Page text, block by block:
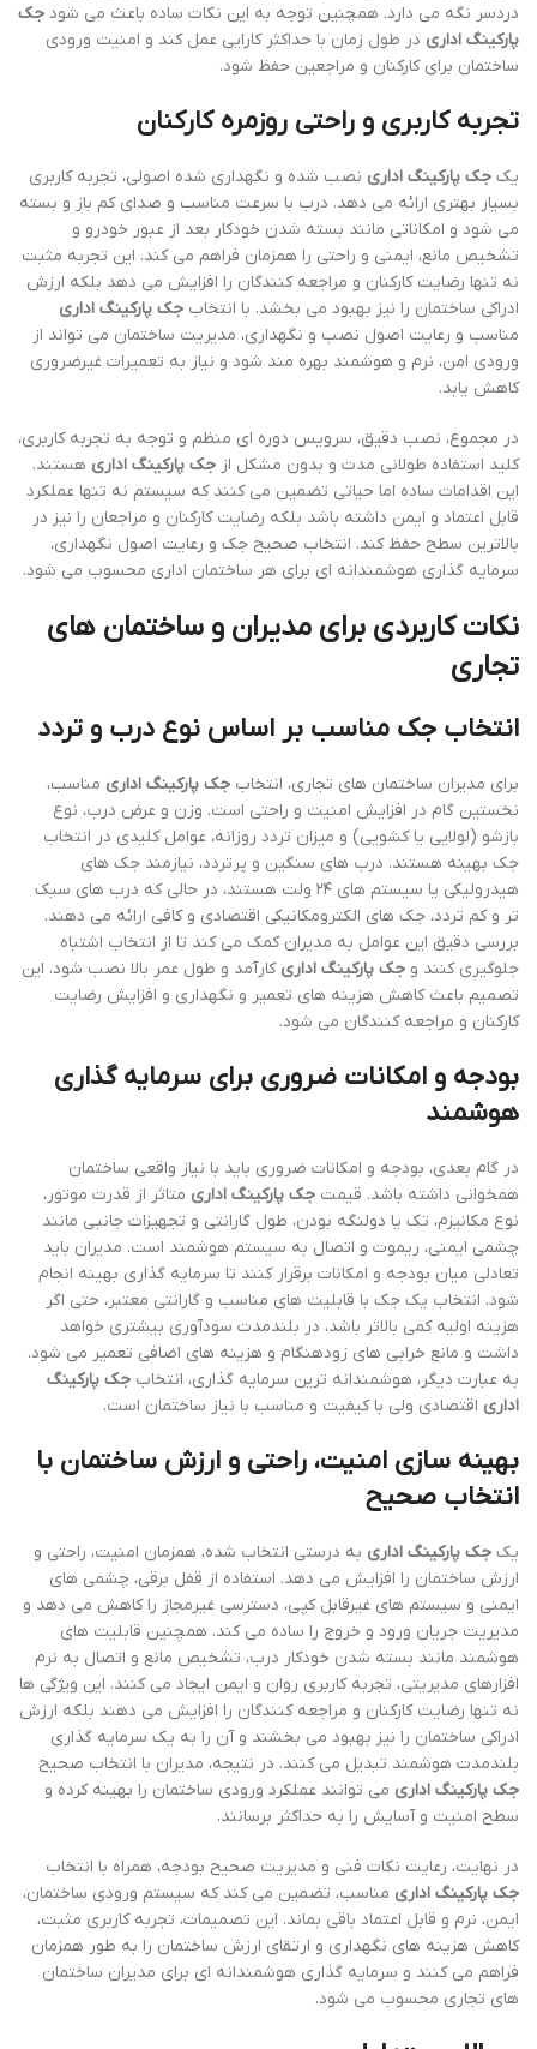
دردسر نگه می دارد. همچنین توجه به این نکات ساده باعث می شود جک
پارکینگ اداری در طول زمان با حداکثر کارایی عمل کند و امنیت ورودی
ساختمان برای کارکنان و مراجعین حفظ شود.
تجربه کاربری و راحتی روزمره کارکنان
یک جک پارکینگ اداری نصب شده و نگهداری شده اصولی، تجربه کاربری
بسیار بهتری ارائه می دهد. درب با سرعت مناسب و صدای کم باز و بسته
می شود و امکاناتی مانند بسته شدن خودکار بعد از عبور خودرو و
تشخیص مانع، ایمنی و راحتی را همزمان فراهم می کند. این تجربه مثبت
نه تنها رضایت کارکنان و مراجعه کنندگان را افزایش می دهد بلکه ارزش
ادراکی ساختمان را نیز بهبود می بخشد. با انتخاب جک پارکینگ اداری
مناسب و رعایت اصول نصب و نگهداری، مدیریت ساختمان می تواند از
ورودی امن، نرم و هوشمند بهره مند شود و نیاز به تعمیرات غیرضروری
کاهش یابد.
در مجموع، نصب دقیق، سرویس دوره ای منظم و توجه به تجربه کاربری،
کلید استفاده طولانی مدت و بدون مشکل از جک پارکینگ اداری هستند.
این اقدامات ساده اما حیاتی تضمین می کنند که سیستم نه تنها عملکرد
قابل اعتماد و ایمن داشته باشد بلکه رضایت کارکنان و مراجعان را نیز در
بالاترین سطح حفظ کند. انتخاب صحیح جک و رعایت اصول نگهداری،
سرمایه گذاری هوشمندانه ای برای هر ساختمان اداری محسوب می شود.
نکات کاربردی برای مدیران و ساختمان های
تجاری
انتخاب جک مناسب بر اساس نوع درب و تردد
برای مدیران ساختمان های تجاری، انتخاب جک پارکینگ اداری مناسب،
نخستین گام در افزایش امنیت و راحتی است. وزن و عرض درب، نوع
بازشو (لولایی یا کشویی) و میزان تردد روزانه، عوامل کلیدی در انتخاب
جک بهینه هستند. درب های سنگین و پرتردد، نیازمند جک های
هیدرولیکی یا سیستم های ۲۴ ولت هستند، در حالی که درب های سبک
تر و کم تردد، جک های الکترومکانیکی اقتصادی و کافی ارائه می دهند.
بررسی دقیق این عوامل به مدیران کمک می کند تا از انتخاب اشتباه
جلوگیری کنند و جک پارکینگ اداری کارآمد و طول عمر بالا نصب شود. این
تصمیم باعث کاهش هزینه های تعمیر و نگهداری و افزایش رضایت
کارکنان و مراجعه کنندگان می شود.
بودجه و امکانات ضروری برای سرمایه گذاری
هوشمند
در گام بعدی، بودجه و امکانات ضروری باید با نیاز واقعی ساختمان
همخوانی داشته باشد. قیمت جک پارکینگ اداری متاثر از قدرت موتور،
نوع مکانیزم، تک یا دولنگه بودن، طول گارانتی و تجهیزات جانبی مانند
چشمی ایمنی، ریموت و اتصال به سیستم هوشمند است. مدیران باید
تعادلی میان بودجه و امکانات برقرار کنند تا سرمایه گذاری بهینه انجام
شود. انتخاب یک جک با قابلیت های مناسب و گارانتی معتبر، حتی اگر
هزینه اولیه کمی بالاتر باشد، در بلندمدت سودآوری بیشتری خواهد
داشت و مانع خرابی های زودهنگام و هزینه های اضافی تعمیر می شود.
به عبارت دیگر، هوشمندانه ترین سرمایه گذاری، انتخاب جک پارکینگ
اداری اقتصادی ولی با کیفیت و مناسب با نیاز ساختمان است.
بهینه سازی امنیت، راحتی و ارزش ساختمان با
انتخاب صحیح
یک جک پارکینگ اداری به درستی انتخاب شده، همزمان امنیت، راحتی و
ارزش ساختمان را افزایش می دهد. استفاده از قفل برقی، چشمی های
ایمنی و سیستم های غیرقابل کپی، دسترسی غیرمجاز را کاهش می دهد و
مدیریت جریان ورود و خروج را ساده می کند. همچنین قابلیت های
هوشمند مانند بسته شدن خودکار درب، تشخیص مانع و اتصال به نرم
افزارهای مدیریتی، تجربه کاربری روان و ایمن ایجاد می کنند. این ویژگی ها
نه تنها رضایت کارکنان و مراجعه کنندگان را افزایش می دهند بلکه ارزش
ادراکی ساختمان را نیز بهبود می بخشند و آن را به یک سرمایه گذاری
بلندمدت هوشمند تبدیل می کنند. در نتیجه، مدیران با انتخاب صحیح
جک پارکینگ اداری می توانند عملکرد ورودی ساختمان را بهینه کرده و
سطح امنیت و آسایش را به حداکثر برسانند.
در نهایت، رعایت نکات فنی و مدیریت صحیح بودجه، همراه با انتخاب
جک پارکینگ اداری مناسب، تضمین می کند که سیستم ورودی ساختمان،
ایمن، نرم و قابل اعتماد باقی بماند. این تصمیمات، تجربه کاربری مثبت،
کاهش هزینه های نگهداری و ارتقای ارزش ساختمان را به طور همزمان
فراهم می کنند و سرمایه گذاری هوشمندانه ای برای مدیران ساختمان
های تجاری محسوب می شود.